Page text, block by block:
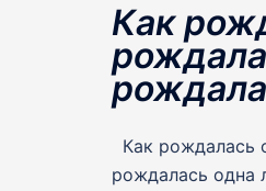
Как
Как рождалась
рождалась одна